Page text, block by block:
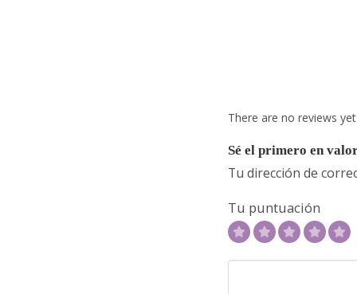
There are no reviews yet
Sé el primero en
Tu dirección de
Tu puntuación